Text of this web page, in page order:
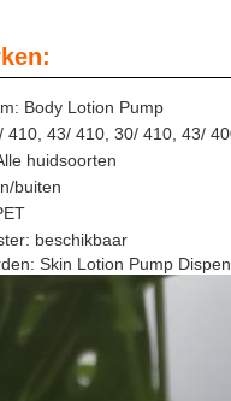
Body Lotion Pump
410, 43/ 410, 30/ 410, 43/
huidsoorten
buiten
beschikbaar
Skin Lotion Pump